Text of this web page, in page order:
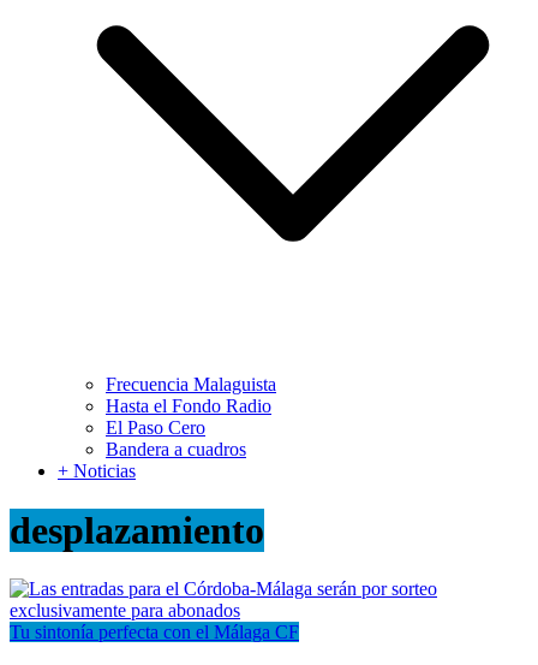
Frecuencia Malaguista
Hasta el Fondo Radio
El Paso Cero
Bandera a cuadros
+ Noticias
desplazamiento
Tu sintonía perfecta con el Málaga CF